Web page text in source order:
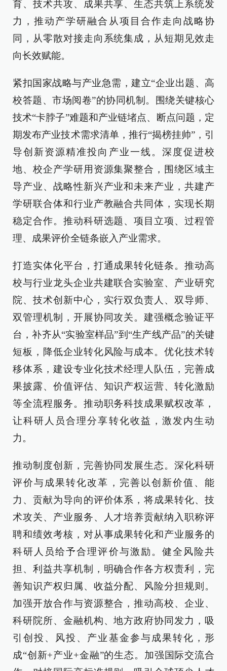
育、技术共攻、成果共享、生态共筑上系统发
力，推动产学研融合从项目合作走向战略协
同，从零散对接走向系统集成，从短期见效走
向长效赋能。
紧扣国家战略与产业急需，建立“企业出题、高
校答题、市场阅卷”的协同机制。围绕关键核心
技术“卡脖子”难题和产业链堵点、断点问题，定
期发布产业技术需求清单，推行“揭榜挂帅”，引
导创新资源精准投向产业一线。深度促进校
地、校企产学研用资源集聚整合，围绕区域主
导产业、战略性新兴产业和未来产业，共建产
学研联合体和行业产教融合共同体，实现长期
稳定合作。推动科研选题、项目立项、过程管
理、成果评价全链条嵌入产业需求。
打造实体化平台，打通成果转化链条。推动高
校与行业龙头企业共建联合实验室、产业研究
院、技术创新中心，实行双负责人、双导师、
双管理机制，开展协同攻关。建强概念验证平
台，补齐从“实验室样品”到“生产线产品”的关键
短板，降低企业转化风险与成本。优化技术转
移体系，建设专业化技术经理人队伍，完善成
果披露、价值评估、知识产权运营、转化激励
等全流程服务。推动职务科技成果赋权改革，
让科研人员合理分享转化收益，激发内生动
力。
推动制度创新，完善协同发展生态。深化科研
评价与成果转化改革，完善以创新价值、能
力、贡献为导向的评价体系，将成果转化、技
术攻关、产业服务、人才培养贡献纳入职称评
聘和绩效考核，对从事成果转化和产业服务的
科研人员给予合理评价与激励。健全风险共
担、利益共享机制，明确合作各方权责利，完
善知识产权归属、收益分配、风险分担规则。
加强开放合作与资源整合，推动高校、企业、
科研院所、金融机构、地方政府协同发力，吸
引创投、风投、产业基金参与成果转化，形
成“创新+产业+金融”的生态。加强国际交流合